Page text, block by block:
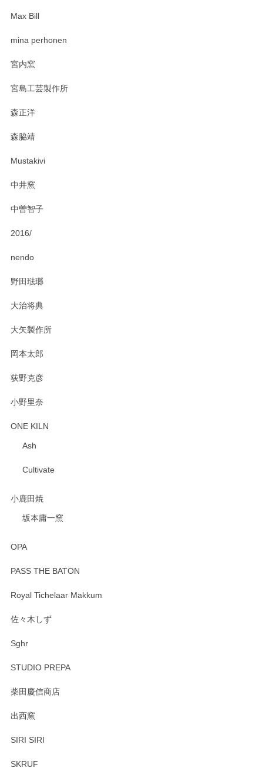
Max Bill
mina perhonen
宮内窯
宮島工芸製作所
森正洋
森脇靖
Mustakivi
中井窯
中曽智子
2016/
nendo
野田琺瑯
大治将典
大矢製作所
岡本太郎
荻野克彦
小野里奈
ONE KILN
Ash
Cultivate
小鹿田焼
坂本庸一窯
OPA
PASS THE BATON
Royal Tichelaar Makkum
佐々木しず
Sghr
STUDIO PREPA
柴田慶信商店
出西窯
SIRI SIRI
SKRUF